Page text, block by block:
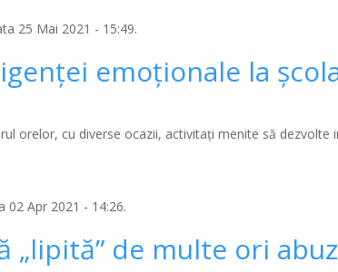
25 Mai 2021 - 15:49.
emoționale la
orelor, cu diverse ocazii, activitați menite să dezvolte
02 Apr 2021 - 14:26.
„lipită” de multe ori